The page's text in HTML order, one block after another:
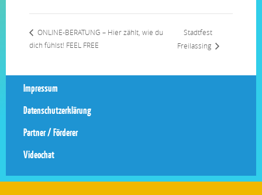
ONLINE-BERATUNG – Hier zählt, wie du
dich fühlst! FEEL FREE
Stadtfest
Freilassing
Impressum
Datenschutzerklärung
Partner / Förderer
Videochat